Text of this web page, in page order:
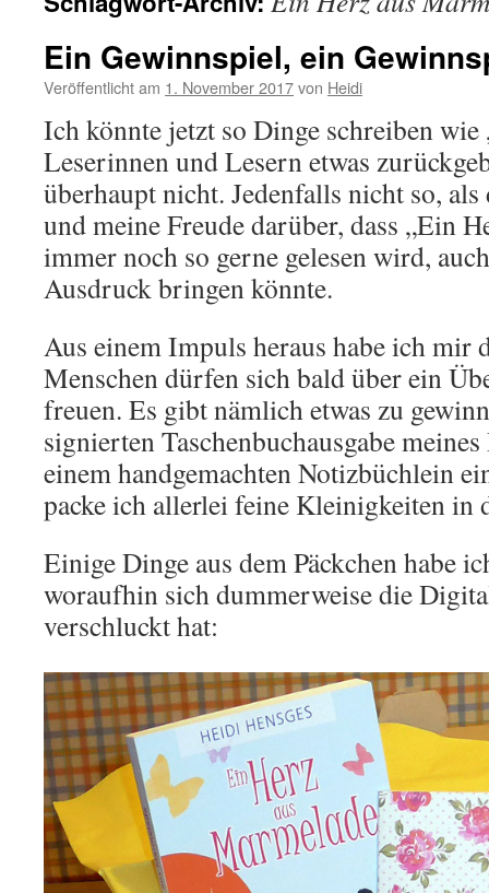
Ein Gewinnspiel, ein
Veröffentlicht am 1. November 2017von Heidi
Ich könnte jetzt so Dinge schreiben
Leserinnen und Lesern etwas
überhaupt nicht. Jedenfalls nicht so, als
und meine Freude darüber, dass „Ein
immer noch so gerne gelesen wird,
Ausdruck bringen könnte.
Aus einem Impuls heraus habe ich mir
Menschen dürfen sich bald über ein
freuen. Es gibt nämlich etwas zu
signierten Taschenbuchausgabe
einem handgemachten Notizbüchlein
packe ich allerlei feine Kleinigkeiten in
Einige Dinge aus dem Päckchen habe
woraufhin sich dummerweise die
verschluckt hat: